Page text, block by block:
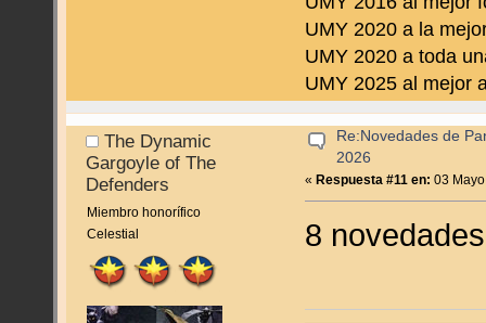
UMY 2020 a la
UMY 2020 a toda
UMY 2025 al mejor
The Dynamic
Gargoyle of The
Defenders
Miembro honorífico
Celestial
Re:Novedades de
2026
« Respuesta #11 en: 03
8